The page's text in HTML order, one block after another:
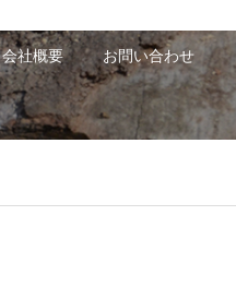
会社概要 お問い合わせ